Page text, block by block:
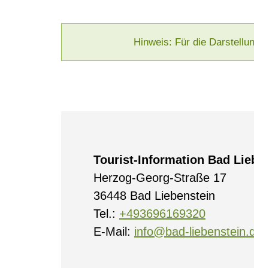
Hinweis: Für die
Tourist-Information Bad
Herzog-Georg-Straße 17
36448 Bad Liebenstein
Tel.: +493696169320
E-Mail: info@bad-